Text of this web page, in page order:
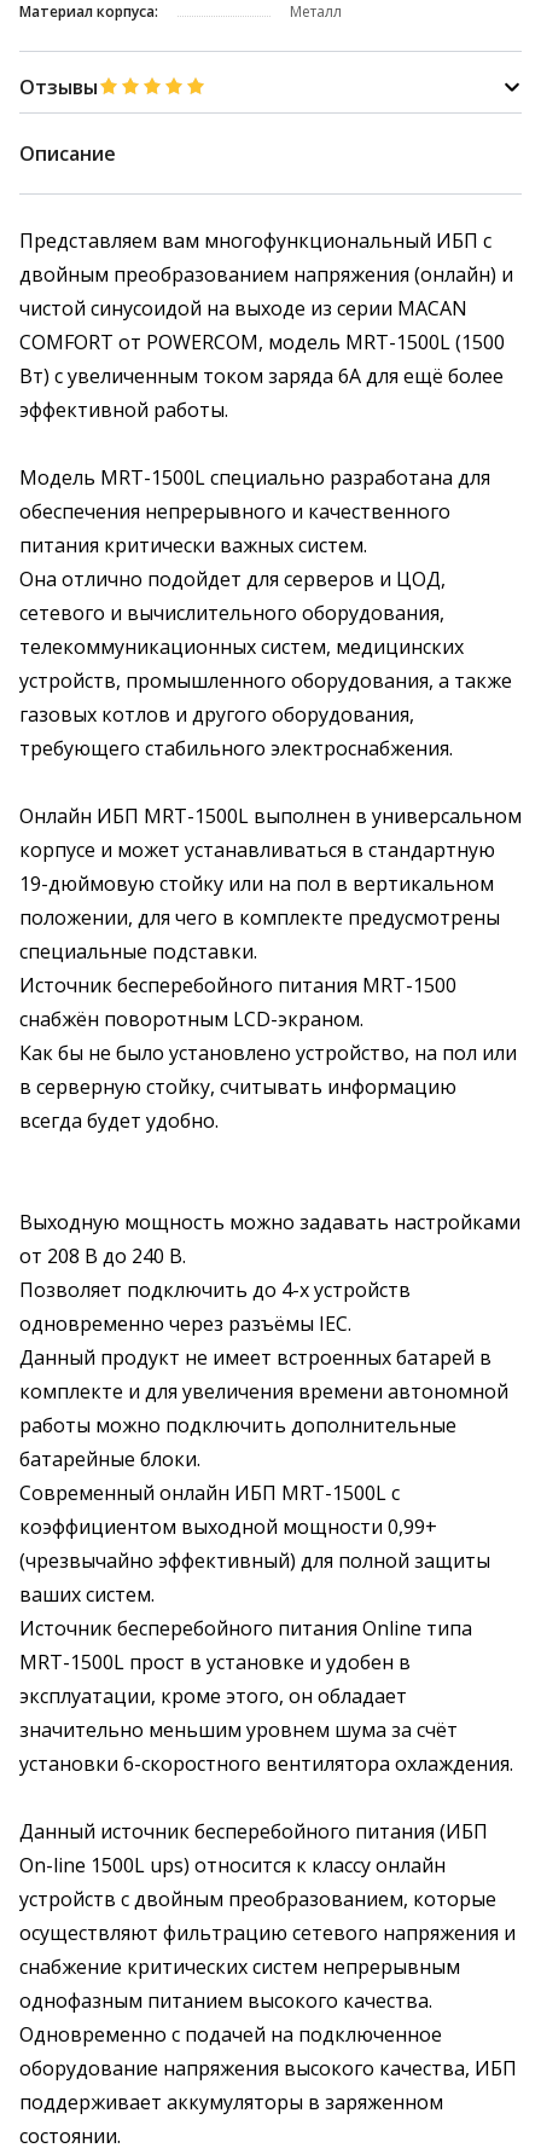
Материал корпуса:
Металл
Отзывы
Описание
Представляем вам многофункциональный ИБП с
двойным преобразованием напряжения (онлайн) и
чистой синусоидой на выходе из серии MACAN
COMFORT от POWERCOM, модель MRT-1500L (1500
Вт) с увеличенным током заряда 6А для ещё более
эффективной работы.
Модель MRT-1500L специально разработана для
обеспечения непрерывного и качественного
питания критически важных систем.
Она отлично подойдет для серверов и ЦОД,
сетевого и вычислительного оборудования,
телекоммуникационных систем, медицинских
устройств, промышленного оборудования, а также
газовых котлов и другого оборудования,
требующего стабильного электроснабжения.
Онлайн ИБП MRT-1500L выполнен в универсальном
корпусе и может устанавливаться в стандартную
19-дюймовую стойку или на пол в вертикальном
положении, для чего в комплекте предусмотрены
специальные подставки.
Источник бесперебойного питания MRT-1500
снабжён поворотным LCD-экраном.
Как бы не было установлено устройство, на пол или
в серверную стойку, считывать информацию
всегда будет удобно.
Выходную мощность можно задавать настройками
от 208 В до 240 В.
Позволяет подключить до 4-х устройств
одновременно через разъёмы IEC.
Данный продукт не имеет встроенных батарей в
комплекте и для увеличения времени автономной
работы можно подключить дополнительные
батарейные блоки.
Современный онлайн ИБП MRT-1500L с
коэффициентом выходной мощности 0,99+
(чрезвычайно эффективный) для полной защиты
ваших систем.
Источник бесперебойного питания Online типа
MRT-1500L прост в установке и удобен в
эксплуатации, кроме этого, он обладает
значительно меньшим уровнем шума за счёт
установки 6-скоростного вентилятора охлаждения.
Данный источник бесперебойного питания (ИБП
On-line 1500L ups) относится к классу онлайн
устройств с двойным преобразованием, которые
осуществляют фильтрацию сетевого напряжения и
снабжение критических систем непрерывным
однофазным питанием высокого качества.
Одновременно с подачей на подключенное
оборудование напряжения высокого качества, ИБП
поддерживает аккумуляторы в заряженном
состоянии.